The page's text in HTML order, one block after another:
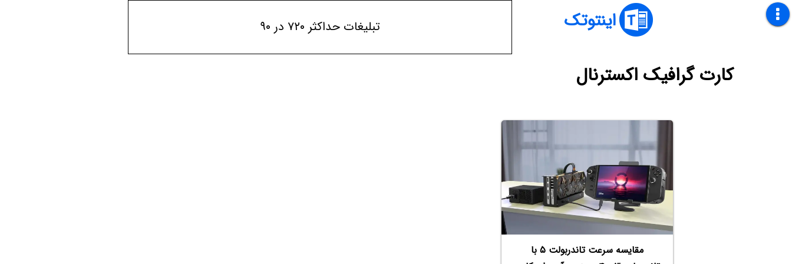
اینتوتک تبلیغات حداکثر ۷۲۰ در ۹۰
کارت گرافیک اکسترنال
مقایسه سرعت تاندربولت ۵ با